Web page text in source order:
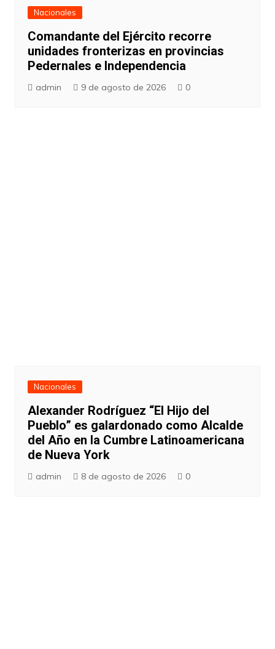
Nacionales
Comandante del Ejército recorre
unidades fronterizas en provincias
Pedernales e Independencia
admin 9 de agosto de 2026 0
Nacionales
Alexander Rodríguez “El Hijo del
Pueblo” es galardonado como Alcalde
del Año en la Cumbre Latinoamericana
de Nueva York
admin 8 de agosto de 2026 0